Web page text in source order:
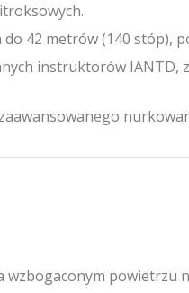
do 42 metrów (140 stóp),
instruktorów IANTD,
powietrzu